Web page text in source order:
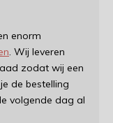
enorm
. Wij leveren
zodat wij een
de bestelling
volgende dag al